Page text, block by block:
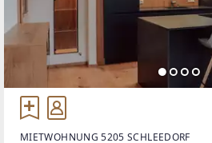
MIETWOHNUNG 5205 SCHLEEDORF